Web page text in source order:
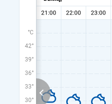
°C
42°
39°
36°
33°
30°